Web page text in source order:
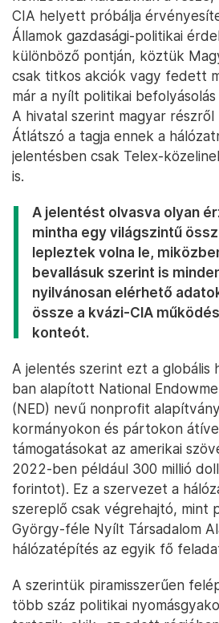
CIA helyett próbálja
Államok gazdasági-politikai
különböző pontján, köztük
csak titkos akciók vagy fedett
már a nyílt politikai
A hivatal szerint magyar részről
Átlátszó a tagja ennek a
jelentésben csak Telex-
is.
A jelentést olvasva olyan
mintha egy világszintű
lepleztek volna le,
bevallásuk szerint is
nyilvánosan elérhető
össze a kvázi-CIA
konteót.
A jelentés szerint ezt a globális
ban alapított National
(NED) nevű nonprofit
kormányokon és pártokon
támogatásokat az amerikai
2022-ben például 300 millió
forintot). Ez a szervezet a
szereplő csak végrehajtó, mint
György-féle Nyílt Társadalom
hálózatépítés az egyik fő
A szerintük piramisszerűen
több száz politikai